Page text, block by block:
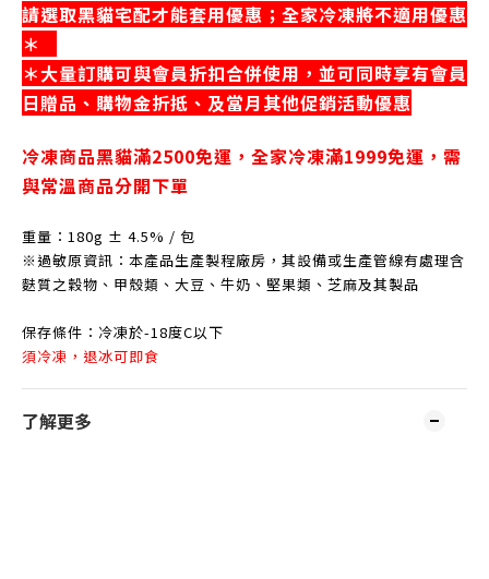
請選取黑貓宅配才能套用優惠；全家冷凍將不適用優惠
＊
＊大量訂購可與會員折扣合併使用，並可同時享有會員
日贈品、購物金折抵、及當月其他促銷活動優惠
冷凍商品黑貓滿2500免運， 全家冷凍滿1999免運， 需
與常溫商品分開下單
重量：180g ± 4.5% / 包
※過敏原資訊：本產品生產製程廠房，其設備或生產管線有處理含
麩質之穀物、甲殼類、大豆、牛奶、堅果類、芝麻及其製品
保存條件：冷凍於-18度C以下
須冷凍，退冰可即食
了解更多